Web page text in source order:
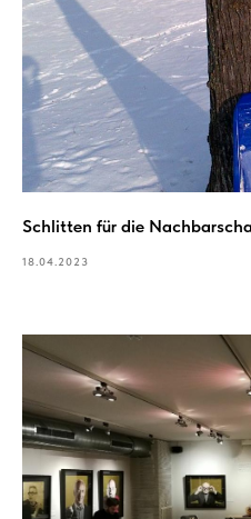
Schlitten für die
18.04.2023